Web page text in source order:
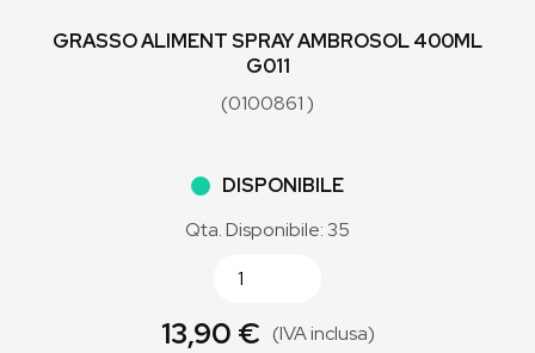
GRASSO ALIMENT SPRAY AMBROSOL 400ML
G011
(0100861 )
DISPONIBILE
Qta. Disponibile: 35
13,90 € (IVA inclusa)